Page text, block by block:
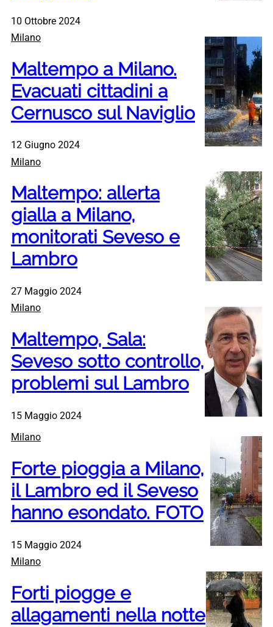
10 Ottobre 2024
Milano
Maltempo a Milano.
Evacuati cittadini a
Cernusco sul Naviglio
12 Giugno 2024
Milano
Maltempo: allerta
gialla a Milano,
monitorati Seveso e
Lambro
27 Maggio 2024
Milano
Maltempo, Sala:
Seveso sotto controllo,
problemi sul Lambro
15 Maggio 2024
Milano
Forte pioggia a Milano,
il Lambro ed il Seveso
hanno esondato. FOTO
15 Maggio 2024
Milano
Forti piogge e
allagamenti nella notte